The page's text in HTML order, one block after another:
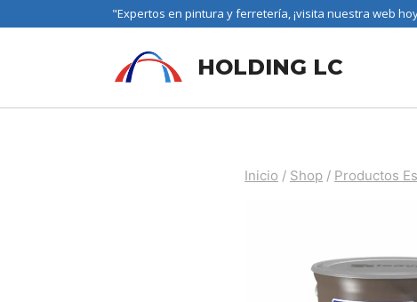
"Expertos en pintura y ferretería, ¡visita nuestra web
HOLDING LC
Inicio / Shop / Productos